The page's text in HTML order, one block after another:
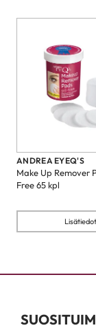
ANDREA EYEQ'S
Make Up Remover
Free 65 kpl
Lisätiedot